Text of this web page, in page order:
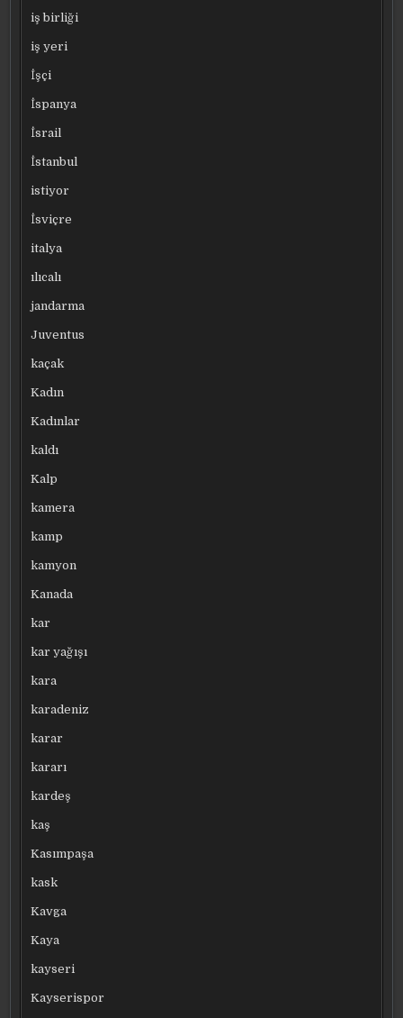
iş birliği
iş yeri
İşçi
İspanya
İsrail
İstanbul
istiyor
İsviçre
italya
ılıcalı
jandarma
Juventus
kaçak
Kadın
Kadınlar
kaldı
Kalp
kamera
kamp
kamyon
Kanada
kar
kar yağışı
kara
karadeniz
karar
kararı
kardeş
kaş
Kasımpaşa
kask
Kavga
Kaya
kayseri
Kayserispor